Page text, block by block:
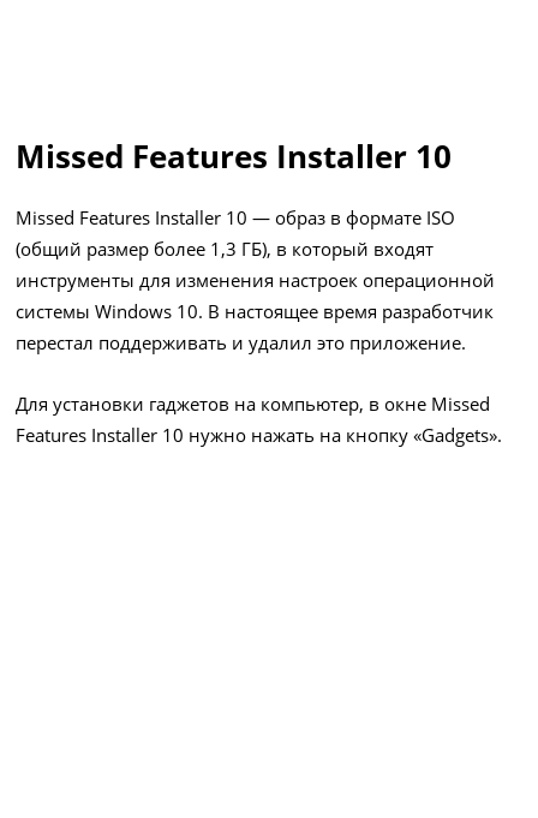
Missed Features Installer 10
Missed Features Installer 10 — образ в формате ISO
(общий размер более 1,3 ГБ), в который входят
инструменты для изменения настроек операционной
системы Windows 10. В настоящее время разработчик
перестал поддерживать и удалил это приложение.
Для установки гаджетов на компьютер, в окне Missed
Features Installer 10 нужно нажать на кнопку «Gadgets».